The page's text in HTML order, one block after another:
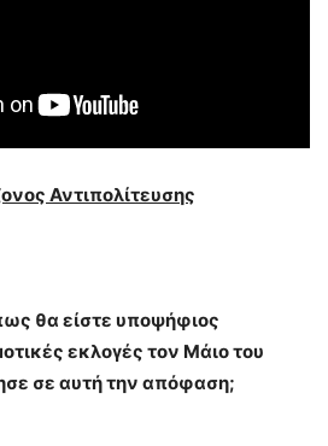
Αντιπολίτευσης
θα είστε υποψήφιος
εκλογές τον Μάιο του
σε αυτή την απόφαση;